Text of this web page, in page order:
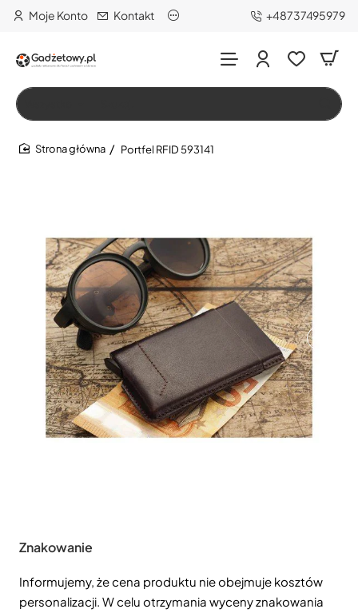
Moje Konto Kontakt +48737495979
Szukaj…
Portfel RFID 593141
Znakowanie
Informujemy, że cena produktu nie obejmuje kosztów
personalizacji. W celu otrzymania wyceny znakowania